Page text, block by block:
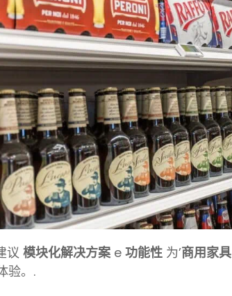
议 模块化解决方案e 功能性 为’商用家具
验。.